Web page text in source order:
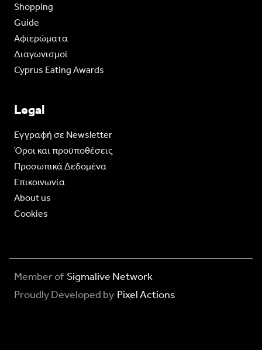
Shopping
Guide
Aφιερώματα
Διαγωνισμοί
Cyprus Eating Awards
Legal
Eγγραφή σε Newsletter
Όροι και προϋποθέσεις
Προσωπικά Δεδομένα
Επικοινωνία
About us
Cookies
Member of Sigmalive Network
Proudly Developed by Pixel Actions